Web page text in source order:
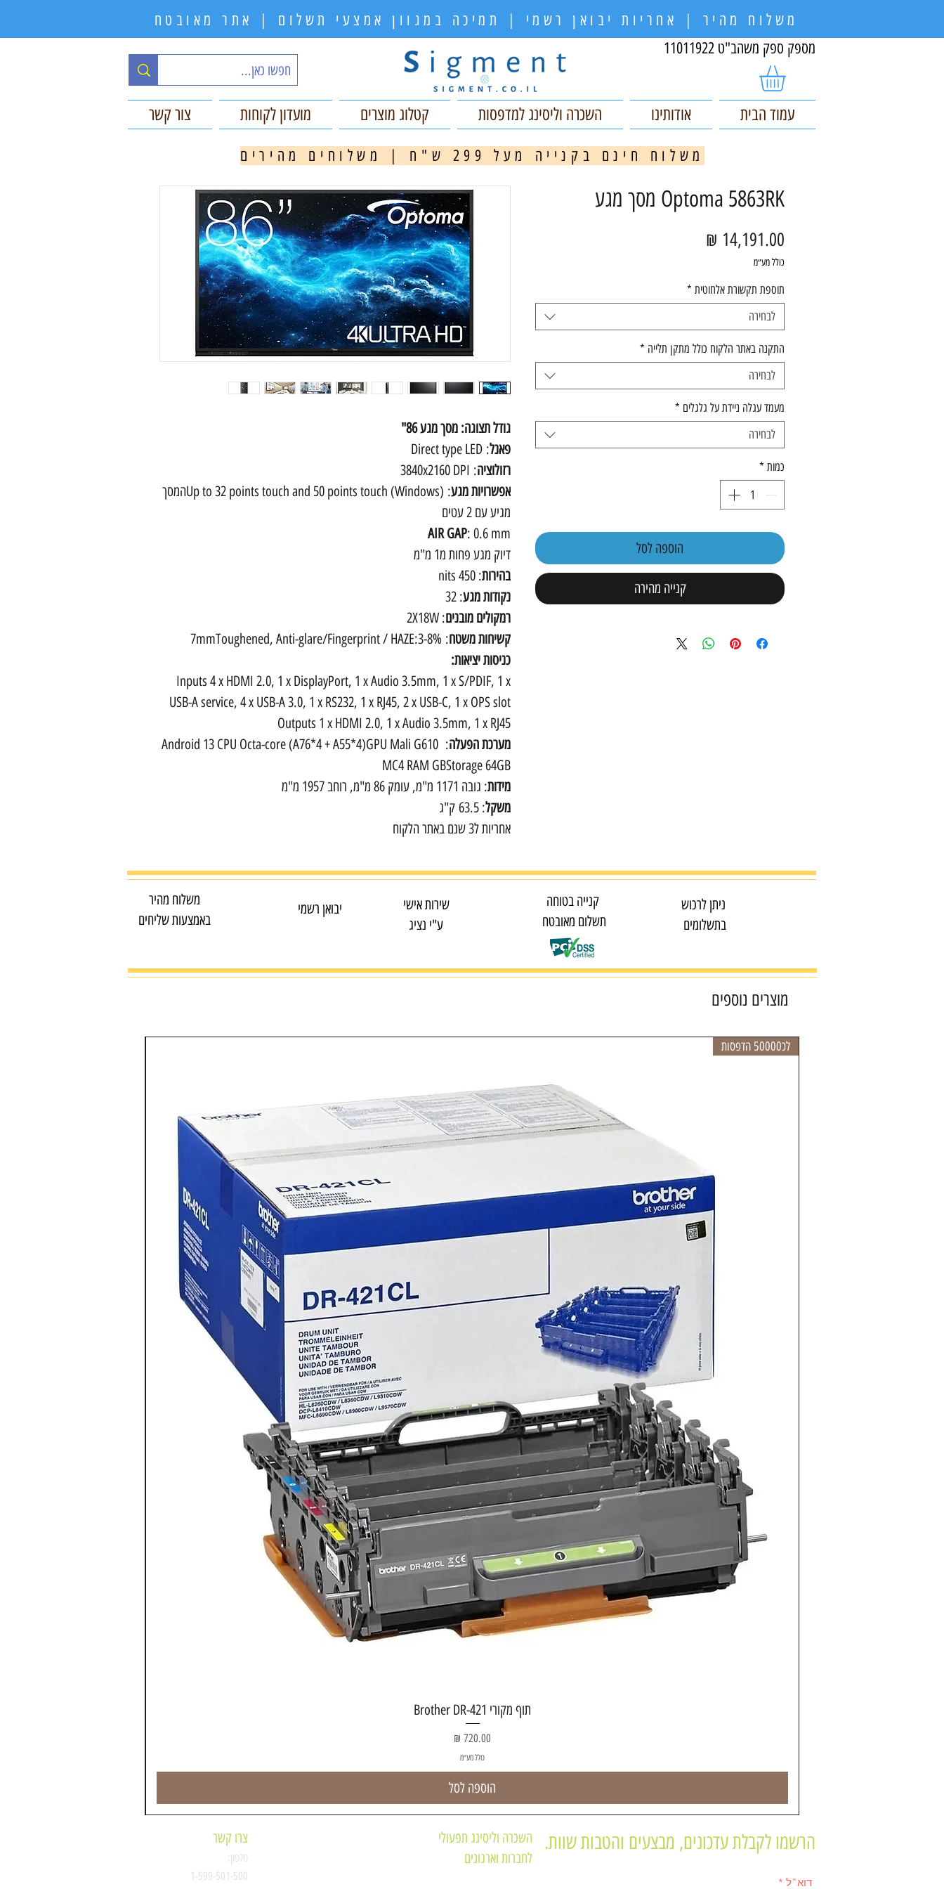
משלוח מהיר | אחריות יבואן רשמי | תמיכה במגוון אמצעי תשלום | אתר מאובטח
מספק ספק משהב"ט 11011922
עמוד הבית אודותינו השכרה וליסינג למדפסות קטלוג מוצרים מועדון לקוחות צור קשר
מ משלוח חינם בקנייה מעל 299 ש"ח | משלוחים מהירים
גודל תצוגה: מסך מגע 86"
פאנל: Direct type LED
רזולוציה: 3840x2160 DPI
אפשרויות מגע
: Up to 32 points touch and 50 points touch (Windows)המסך
מגיע עם 2 עטים
AIR GAP: 0.6 mm
דיוק מגע פחות מ1 מ"מ
בהירות: 450 nits
נקודות מגע: 32
רמקולים מובנים: 2X18W
קשיחות משטח: 7mmToughened, Anti-glare/Fingerprint / HAZE:3-8%
כניסות יציאות:
Inputs 4 x HDMI 2.0, 1 x DisplayPort, 1 x Audio 3.5mm, 1 x S/PDIF, 1 x
USB-A service, 4 x USB-A 3.0, 1 x RS232, 1 x RJ45, 2 x USB-C, 1 x OPS slot
Outputs 1 x HDMI 2.0, 1 x Audio 3.5mm, 1 x RJ45
מערכת הפעלה
: Android 13 CPU Octa-core (A76*4 + A55*4)GPU Mali G610
MC4 RAM GBStorage 64GB
מידות: גובה 1171 מ"מ, עומק 86 מ"מ, רוחב 1957 מ"מ
משקל: 63.5 ק"ג
אחריות ל3 שנם באתר הלקוח
Optoma 5863RK מסך מגע
כולל מע״מ
תוספת תקשורת אלחוטית *
לבחירה
התקנה באתר הלקוח כולל מתקן תלייה *
לבחירה
מעמד עגלה ניידת על גלגלים *
לבחירה
כמות *
הוספה לסל
קנייה מהירה
ניתן לרכוש
בתשלומים
קנייה בטוחה
תשלום מאובטח
שירות אישי
ע"י נציג
יבואן רשמי
משלוח מהיר
באמצעות שליחים
מוצרים נוספים
תצוגה מהירה
לכ50000 הדפסות
תוף מקורי Brother DR-421
מחיר
כולל מע״מ
הוספה לסל
הרשמו לקבלת עדכונים, מבצעים והטבות שוות.
דוא"ל
השכרה וליסינג תפעולי
לחברות וארגונים
צרו קשר
טלפון:
1-599-501-500